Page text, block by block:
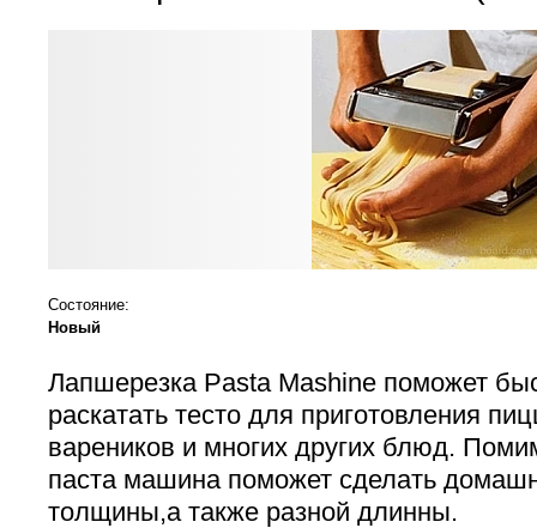
Состояние:
Новый
Лапшерезка Pasta Mashine поможет
раскатать тесто для приготовления
вареников и многих других блюд.
паста машина поможет сделать
толщины,а также разной длинны.